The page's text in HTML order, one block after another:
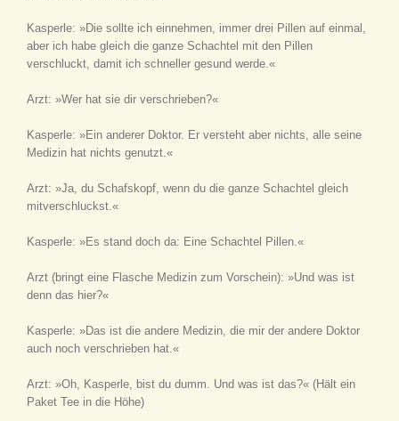
Kasperle: »Die sollte ich einnehmen, immer drei Pillen auf einmal,
aber ich habe gleich die ganze Schachtel mit den Pillen
verschluckt, damit ich schneller gesund werde.«
Arzt: »Wer hat sie dir verschrieben?«
Kasperle: »Ein anderer Doktor. Er versteht aber nichts, alle seine
Medizin hat nichts genutzt.«
Arzt: »Ja, du Schafskopf, wenn du die ganze Schachtel gleich
mitverschluckst.«
Kasperle: »Es stand doch da: Eine Schachtel Pillen.«
Arzt (bringt eine Flasche Medizin zum Vorschein): »Und was ist
denn das hier?«
Kasperle: »Das ist die andere Medizin, die mir der andere Doktor
auch noch verschrieben hat.«
Arzt: »Oh, Kasperle, bist du dumm. Und was ist das?« (Hält ein
Paket Tee in die Höhe)